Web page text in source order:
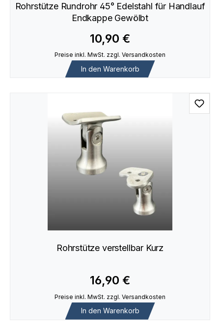
Rohrstütze Rundrohr 45° Edelstahl für Handlauf
Endkappe Gewölbt
10,90 €
Preise inkl. MwSt. zzgl. Versandkosten
In den Warenkorb
Rohrstütze verstellbar Kurz
16,90 €
Preise inkl. MwSt. zzgl. Versandkosten
In den Warenkorb